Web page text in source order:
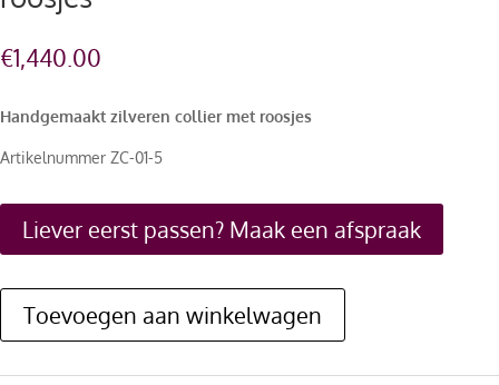
€1,440.00
Handgemaakt zilveren collier met roosjes
Artikelnummer ZC-01-5
Liever eerst passen? Maak een afspraak
Toevoegen aan winkelwagen